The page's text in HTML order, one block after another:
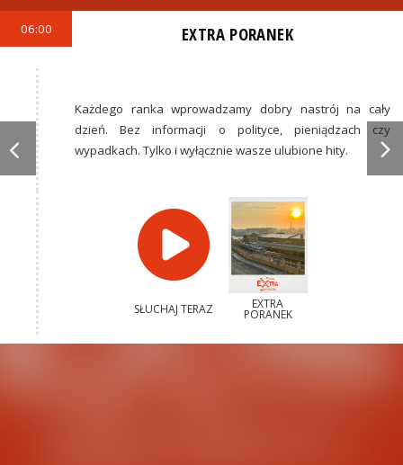
06:00 EXTRA PORANEK
Każdego ranka wprowadzamy dobry nastrój na cały
dzień. Bez informacji o polityce, pieniądzach czy
wypadkach. Tylko i wyłącznie wasze ulubione hity.
SŁUCHAJ TERAZ EXTRA
PORANEK